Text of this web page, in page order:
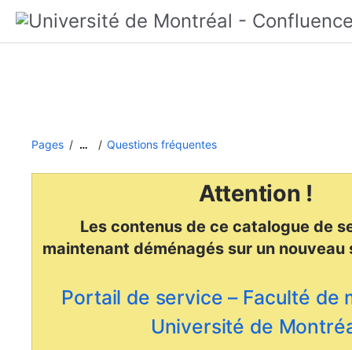
Pages … Questions fréquentes
Attention !
Les contenus de ce catalogue de
maintenant déménagéssur un nouveau
Portail de service – Faculté de
Université de